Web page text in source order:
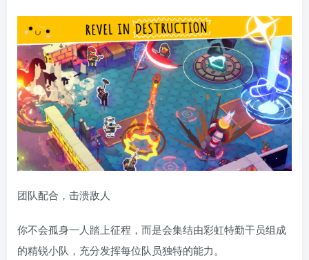
团队配合，击溃敌人
你不会孤身一人踏上征程，而是会集结由彩虹特勤干员组成
的精锐小队，充分发挥每位队员独特的能力。